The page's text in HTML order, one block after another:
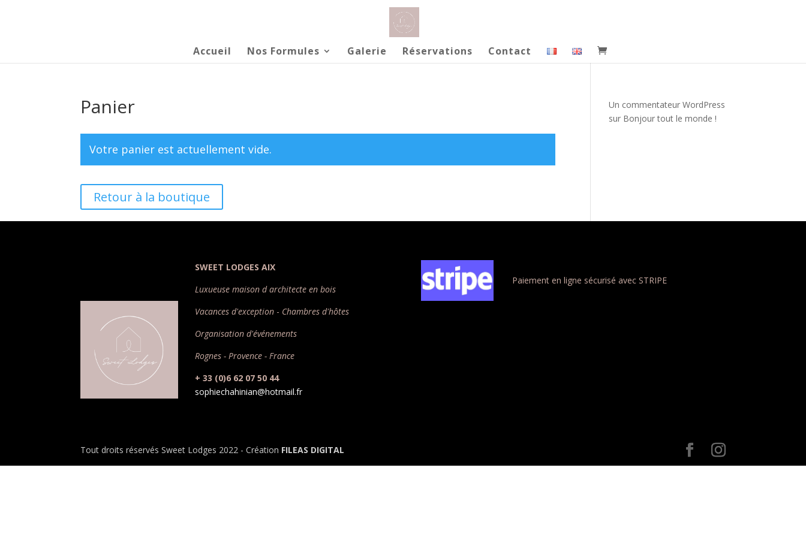
Accueil Nos Formules Galerie Réservations Contact
Panier
Votre panier est actuellement vide.
Retour à la boutique
Un commentateur WordPress
sur Bonjour tout le monde !
SWEET LODGES AIX
Luxueuse maison d architecte en bois
Vacances d'exception- Chambres d'hôtes
Organisation d'événements
Rognes - Provence - France
+ 33 (0)6 62 07 50 44
sophiechahinian@hotmail.fr
Paiement en ligne sécurisé avec STRIPE
Tout droits réservés Sweet Lodges 2022 - Création FILEAS DIGITAL